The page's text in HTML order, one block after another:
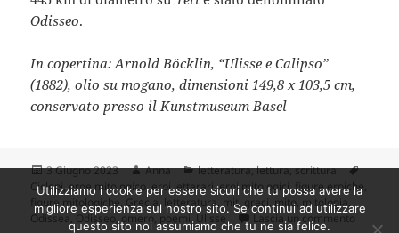
Odisseo.
In copertina: Arnold Böcklin, “Ulisse e Calipso”
(1882), olio su mogano, dimensioni 149,8 x 103,5 cm,
conservato presso il Kunstmuseum Basel
Scritto
il
3 Giugno 2023 Autore
Anna Categorie
letteratura,lettura,scrittura
Tag
Ciclopi,eroe mitologico,eroi letterari,eroi mitologici,figure eroiche,
figure mitologiche, Grecia , letteratura, miti greci,mito,mitologia,
Odissea , Odisseo,omero, poemi, Ulisse Lascia un commentosu
Utilizziamo i cookie per essere sicuri che tu possa avere la
migliore esperienza sul nostro sito. Se continui ad utilizzare
questo sito noi assumiamo che tu ne sia felice.